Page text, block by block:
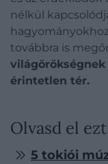
nélkül
továbbra is
érintetlen tér.
Olvasd el
5 tokiói